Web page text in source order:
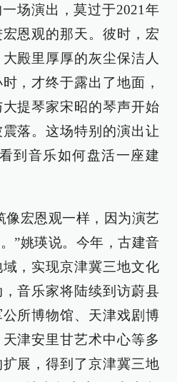
场演出，莫过于2021年
恩观的那天。彼时，宏
殿里厚厚的灰尘保洁人
，才终于露出了地面，
提琴家宋昭的琴声开始
落。这场特别的演出让
到音乐如何盘活一座建
像宏恩观一样，因为演艺
”姚瑛说。今年，古建音
，实现京津冀三地文化
音乐家将陆续到访蔚县
所博物馆、天津戏剧博
津安里甘艺术中心等多
展，得到了京津冀三地